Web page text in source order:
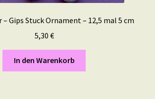
Gips Stuck Ornament – 12,5 mal 5 cm
5,30 €
In den Warenkorb